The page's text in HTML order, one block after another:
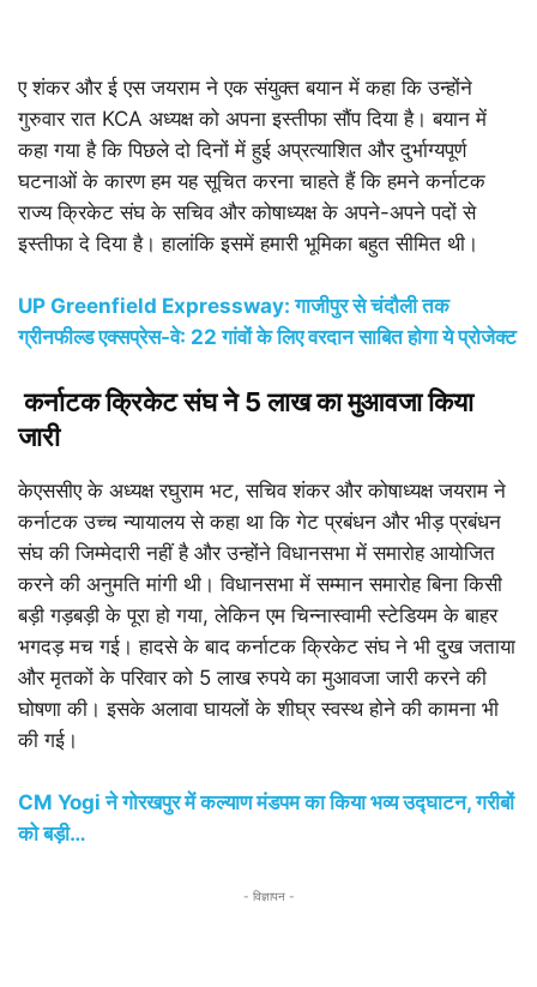
ए शंकर और ई एस जयराम ने एक संयुक्त बयान में कहा कि उन्होंने
गुरुवार रात KCA अध्यक्ष को अपना इस्तीफा सौंप दिया है। बयान में
कहा गया है कि पिछले दो दिनों में हुई अप्रत्याशित और दुर्भाग्यपूर्ण
घटनाओं के कारण हम यह सूचित करना चाहते हैं कि हमने कर्नाटक
राज्य क्रिकेट संघ के सचिव और कोषाध्यक्ष के अपने-अपने पदों से
इस्तीफा दे दिया है। हालांकि इसमें हमारी भूमिका बहुत सीमित थी।
UP Greenfield Expressway: गाजीपुर से चंदौली तक
ग्रीनफील्ड एक्सप्रेस-वे: 22 गांवों के लिए वरदान साबित होगा ये प्रोजेक्ट
कर्नाटक क्रिकेट संघ ने 5 लाख का मुआवजा किया
जारी
केएससीए के अध्यक्ष रघुराम भट, सचिव शंकर और कोषाध्यक्ष जयराम ने
कर्नाटक उच्च न्यायालय से कहा था कि गेट प्रबंधन और भीड़ प्रबंधन
संघ की जिम्मेदारी नहीं है और उन्होंने विधानसभा में समारोह आयोजित
करने की अनुमति मांगी थी। विधानसभा में सम्मान समारोह बिना किसी
बड़ी गड़बड़ी के पूरा हो गया, लेकिन एम चिन्नास्वामी स्टेडियम के बाहर
भगदड़ मच गई। हादसे के बाद कर्नाटक क्रिकेट संघ ने भी दुख जताया
और मृतकों के परिवार को 5 लाख रुपये का मुआवजा जारी करने की
घोषणा की। इसके अलावा घायलों के शीघ्र स्वस्थ होने की कामना भी
की गई।
CM Yogi ने गोरखपुर में कल्याण मंडपम का किया भव्य उद्घाटन, गरीबों
को बड़ी…
- विज्ञापन -